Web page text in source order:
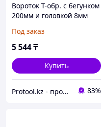
Вороток T-обр. c бегунком
200мм и головкой 8мм
(CTDA0831)
Под заказ
5 544₸
Купить
Protool.kz - продажа электроинструмента, ручные строительные и садовые инструменты 83%